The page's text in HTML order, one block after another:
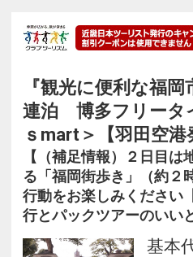
『観光に便利な福
連泊 博多フリータ
ｓmart＞【羽田空港
【（補足情報）２日目
る「福岡街歩き」（約２
行動をお楽しみください
行とパックツアーのいい
基本